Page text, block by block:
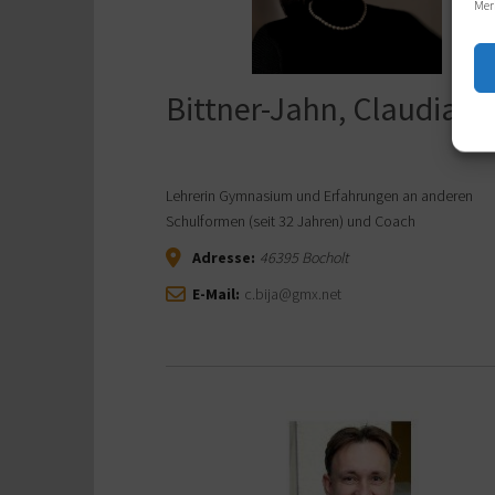
Bittner-Jahn, Claudia
Lehrerin Gymnasium und Erfahrungen an anderen
Schulformen (seit 32 Jahren) und Coach
Adresse: 46395Bocholt
E-Mail: c.bija@gmx.net